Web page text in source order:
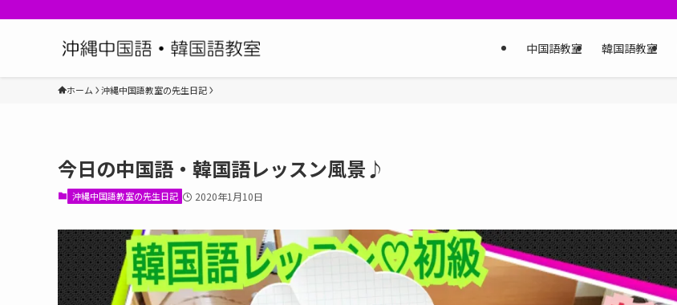
中国語教室 韓国語教室
ホーム 沖縄中国語教室の先生日記
今日の中国語・韓国語レッスン風景♪
沖縄中国語教室の先生日記 2020年1月10日